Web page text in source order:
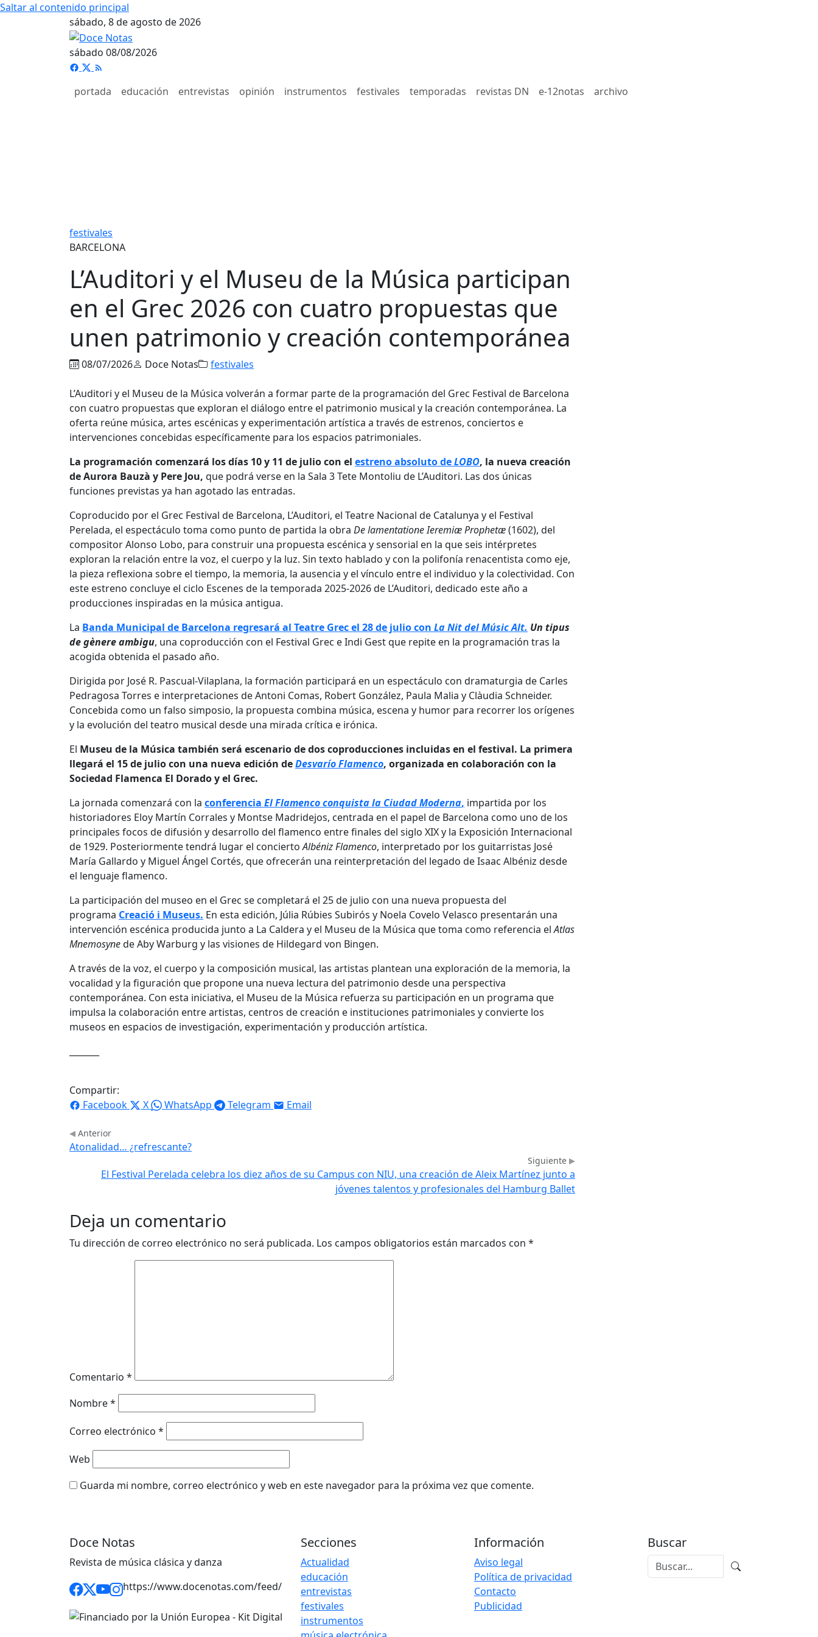
Saltar al contenido principal
sábado, 8 de agosto de 2026
sábado 08/08/2026
portada educación entrevistas opinión instrumentos festivales temporadas revistas DN e-12notas archivo
festivales
BARCELONA
L’Auditori y el Museu de la Música participan
en el Grec 2026 con cuatro propuestas que
unen patrimonio y creación contemporánea
08/07/2026 Doce Notas festivales
L’Auditori y el Museu de la Música volverán a formar parte de la programación del Grec Festival de Barcelona
con cuatro propuestas que exploran el diálogo entre el patrimonio musical y la creación contemporánea. La
oferta reúne música, artes escénicas y experimentación artística a través de estrenos, conciertos e
intervenciones concebidas específicamente para los espacios patrimoniales.
La programación comenzará los días 10 y 11 de julio con el estreno absoluto deLOBO, la nueva creación
de Aurora Bauzà y Pere Jou, que podrá verse en la Sala 3 Tete Montoliu de L’Auditori. Las dos únicas
funciones previstas ya han agotado las entradas.
Coproducido por el Grec Festival de Barcelona, L’Auditori, el Teatre Nacional de Catalunya y el Festival
Perelada, el espectáculo toma como punto de partida la obra De lamentatione Ieremiæ Prophetæ(1602), del
compositor Alonso Lobo, para construir una propuesta escénica y sensorial en la que seis intérpretes
exploran la relación entre la voz, el cuerpo y la luz. Sin texto hablado y con la polifonía renacentista como eje,
la pieza reflexiona sobre el tiempo, la memoria, la ausencia y el vínculo entre el individuo y la colectividad. Con
este estreno concluye el ciclo Escenes de la temporada 2025-2026 de L’Auditori, dedicado este año a
producciones inspiradas en la música antigua.
La Banda Municipal de Barcelona regresará al Teatre Grec el 28 de julio con La Nit del Músic Alt. Un tipus
de gènere ambigu, una coproducción con el Festival Grec e Indi Gest que repite en la programación tras la
acogida obtenida el pasado año.
Dirigida por José R. Pascual-Vilaplana, la formación participará en un espectáculo con dramaturgia de Carles
Pedragosa Torres e interpretaciones de Antoni Comas, Robert González, Paula Malia y Clàudia Schneider.
Concebida como un falso simposio, la propuesta combina música, escena y humor para recorrer los orígenes
y la evolución del teatro musical desde una mirada crítica e irónica.
El Museu de la Música también será escenario de dos coproducciones incluidas en el festival. La primera
llegará el 15 de julio con una nueva edición deDesvarío Flamenco, organizada en colaboración con la
Sociedad Flamenca El Dorado y el Grec.
La jornada comenzará con la conferencia El Flamenco conquista la Ciudad Moderna, impartida por los
historiadores Eloy Martín Corrales y Montse Madridejos, centrada en el papel de Barcelona como uno de los
principales focos de difusión y desarrollo del flamenco entre finales del siglo XIX y la Exposición Internacional
de 1929. Posteriormente tendrá lugar el conciertoAlbéniz Flamenco, interpretado por los guitarristas José
María Gallardo y Miguel Ángel Cortés, que ofrecerán una reinterpretación del legado de Isaac Albéniz desde
el lenguaje flamenco.
La participación del museo en el Grec se completará el 25 de julio con una nueva propuesta del
programa Creació i Museus. En esta edición, Júlia Rúbies Subirós y Noela Covelo Velasco presentarán una
intervención escénica producida junto a La Caldera y el Museu de la Música que toma como referencia elAtlas
Mnemosynede Aby Warburg y las visiones de Hildegard von Bingen.
A través de la voz, el cuerpo y la composición musical, las artistas plantean una exploración de la memoria, la
vocalidad y la figuración que propone una nueva lectura del patrimonio desde una perspectiva
contemporánea. Con esta iniciativa, el Museu de la Música refuerza su participación en un programa que
impulsa la colaboración entre artistas, centros de creación e instituciones patrimoniales y convierte los
museos en espacios de investigación, experimentación y producción artística.
Compartir:
Facebook
X WhatsApp Telegram Email
Anterior
Atonalidad… ¿refrescante?
Siguiente
El Festival Perelada celebra los diez años de su Campus con NIU, una creación de Aleix Martínez junto a
jóvenes talentos y profesionales del Hamburg Ballet
Deja un comentario
Tu dirección de correo electrónico no será publicada. Los campos obligatorios están marcados con *
Comentario *
Nombre*
Correo electrónico *
Web
Guarda mi nombre, correo electrónico y web en este navegador para la próxima vez que comente.
Doce Notas
Revista de música clásica y danza
https://www.docenotas.com/feed/
Secciones
Actualidad
educación
entrevistas
festivales
instrumentos
Información
Aviso legal
Política de privacidad
Contacto
Publicidad
Buscar